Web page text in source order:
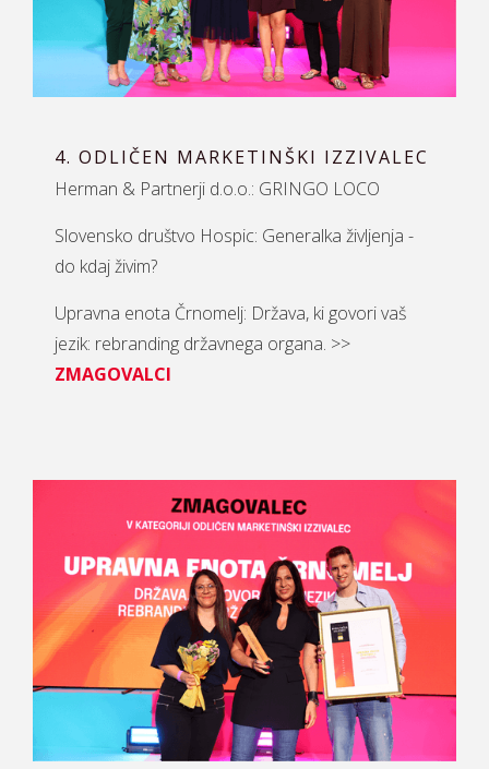
4. ODLIČEN MARKETINŠKI IZZIVALEC
Herman & Partnerji d.o.o.: GRINGO LOCO
Slovensko društvo Hospic: Generalka življenja -
do kdaj živim?
Upravna enota Črnomelj: Država, ki govori vaš
jezik: rebranding državnega organa. >>
ZMAGOVALCI